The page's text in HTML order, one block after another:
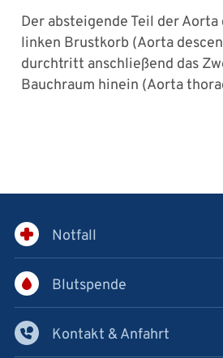
Der absteigende Teil der
linken Brustkorb (Aorta
durchtritt anschließend das
Bauchraum hinein (Aorta
Notfall
Blutspende
Kontakt & Anfahrt